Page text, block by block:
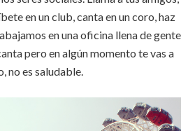
en un club, canta en un coro, haz
en una oficina llena de gente
pero en algún momento te vas a
no es saludable.